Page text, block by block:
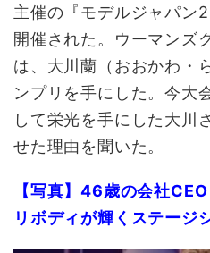
主催の『モデルジャパン
開催された。ウーマンズ
は、大川蘭（おおかわ・
ンプリを手にした。今大
して栄光を手にした大川
せた理由を聞いた。
【写真】46歳の会社
リボディが輝くステージ